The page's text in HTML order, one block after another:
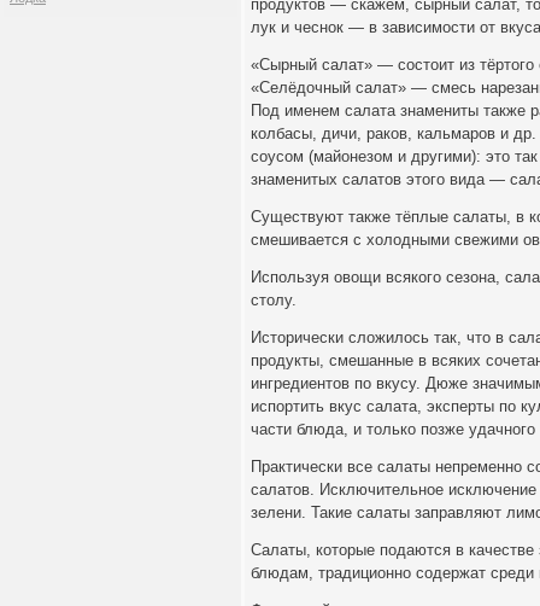
продуктов — скажем, сырный салат,
лук и чеснок — в зависимости от
«Сырный салат» — состоит из
«Селёдочный салат» — смесь
Под именем салата знамениты также
колбасы, дичи, раков, кальмаров и
соусом (майонезом и другими): это
знаменитых салатов этого вида —
Существуют также тёплые салаты, в
смешивается с холодными свежими
Используя овощи всякого сезона,
столу.
Исторически сложилось так, что в
продукты, смешанные в всяких
ингредиентов по вкусу. Дюже
испортить вкус салата, эксперты по
части блюда, и только позже
Практически все салаты непременно
салатов. Исключительное
зелени. Такие салаты заправляют
Салаты, которые подаются в
блюдам, традиционно содержат